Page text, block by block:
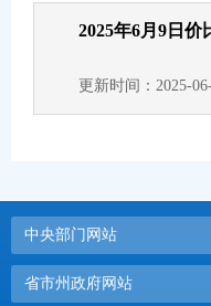
2025年6月9日价
更新时间：2025-
中央部门网站
省市州政府网站